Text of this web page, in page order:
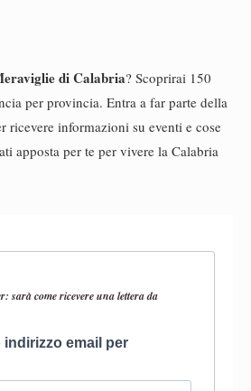
di Calabria? Scoprirai 150
per provincia. Entra a far parte della
ricevere informazioni su eventi e cose
apposta per te per vivere la Calabria